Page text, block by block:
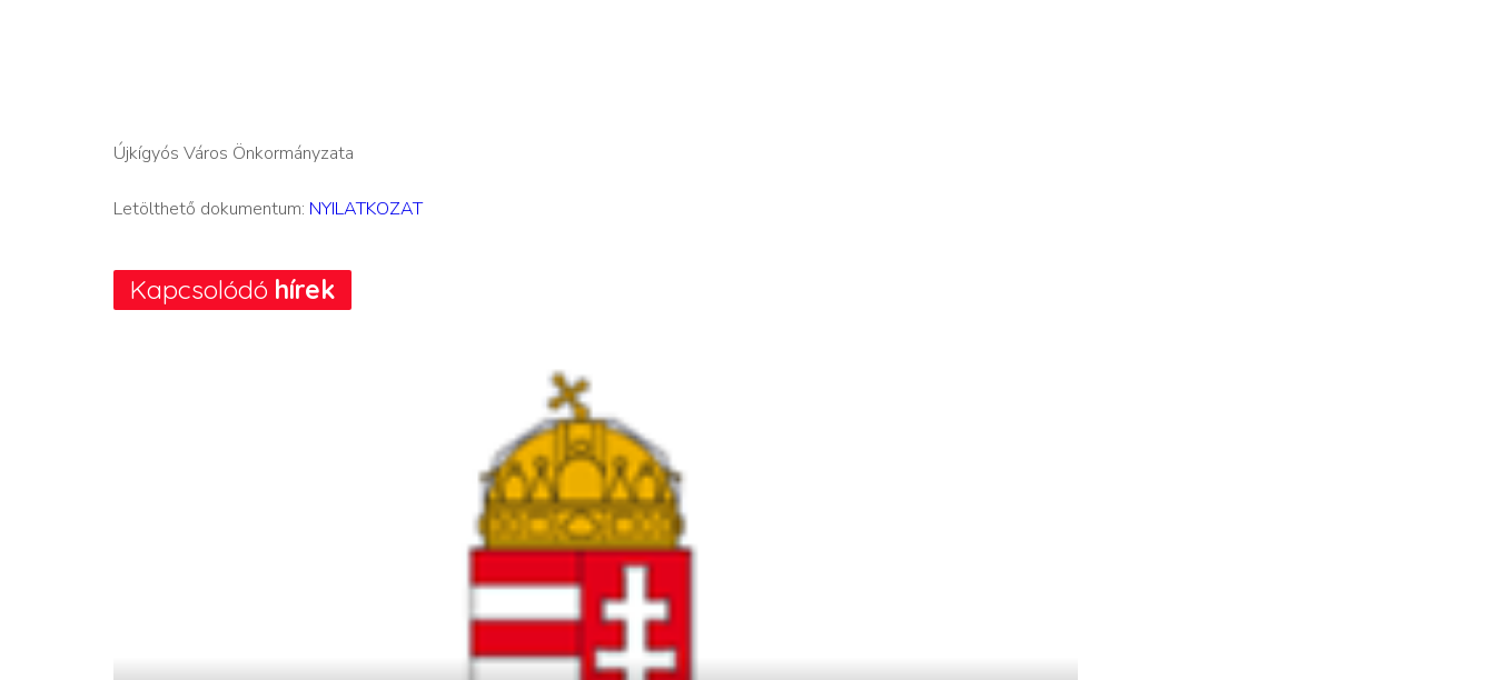
Újkígyós Város Önkormányzata
Letölthető dokumentum: NYILATKOZAT
Kapcsolódó hírek